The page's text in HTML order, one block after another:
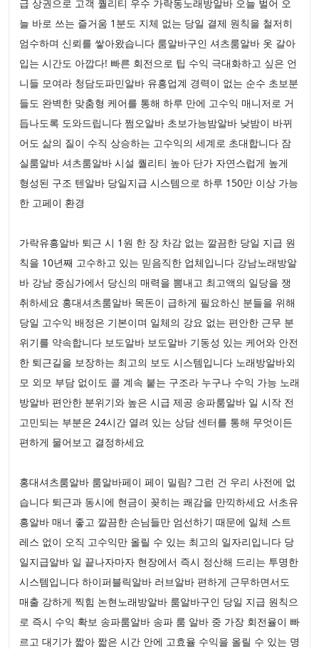
급 상권으로 고객 퀄리티 우수 가락동노래방알바 오늘 벌어 오
늘 바로 쓰는 즐거움 1분도 지체 없는 당일 결제 원칙을 철저히
엄수하며 신뢰를 쌓아왔습니다 룸알바구인 셔츠룸알바 옷 갈아
입는 시간도 아깝다! 빠른 회전으로 팁 수익 극대화하고 싶은 언
니들 모여라 청담도파민알바 유흥업계 경력이 없는 순수 초보분
들도 완벽한 맞춤형 케어를 통해 하루 만에 고수익 매니저로 거
듭나도록 도와드립니다 쩜오알바 초보가능밤알바 낮밤이 바뀌
어도 삶의 질이 수직 상승하는 고수익의 세계로 초대합니다 잠
실룸알바 셔츠룸알바 시설 퀄리티 높아 단가 자연스럽게 높게
형성된 구조 텐알바 당일지급 시스템으로 하루 150만 이상 가능
한 고페이 환경
가락유흥알바 퇴근 시 1원 한 장 차감 없는 깔끔한 당일 지급 원
칙을 10년째 고수하고 있는 믿음직한 업체입니다 강남노래방알
바 강남 중심가에서 당신의 매력을 뽐내고 최고액의 일당을 쟁
취하세요 홍대셔츠룸알바 목돈이 급하게 필요하신 분들을 위해
당일 고수익 배정은 기본이며 일체의 강요 없는 편안한 근무 분
위기를 약속합니다 보도알바 보도알바 기동성 있는 케어와 안전
한 퇴근길을 보장하는 최고의 보도 시스템입니다 노래방알바외
모 외모 부담 없이도 콜 계속 붙는 구조라 누구나 수익 가능 노래
방알바 편안한 분위기와 높은 시급 제공 송파룸알바 일 시작 전
고민되는 부분은 24시간 열려 있는 상담 센터를 통해 무엇이든
편하게 물어보고 결정하세요
홍대셔츠룸알바 룸알바페이 페이 밀림? 그런 건 우리 사전에 없
습니다 퇴근과 동시에 현금이 꽂히는 쾌감을 만끽하세요 서초유
흥알바 매너 좋고 깔끔한 손님들만 엄선하기 때문에 일체 스트
레스 없이 오직 고수익만 올릴 수 있는 최고의 일자리입니다 당
일지급알바 일 끝나자마자 현장에서 즉시 정산해 드리는 투명한
시스템입니다 하이퍼블릭알바 러브알바 편하게 근무하면서도
매출 강하게 찍힘 논현노래방알바 룸알바구인 당일 지급 원칙으
로 즉시 수익 확보 송파룸알바 송파 룸 알바 중 가장 회전율이 빠
르고 대기가 짧아 짧은 시간 안에 고효율 수익을 올릴 수 있는 명